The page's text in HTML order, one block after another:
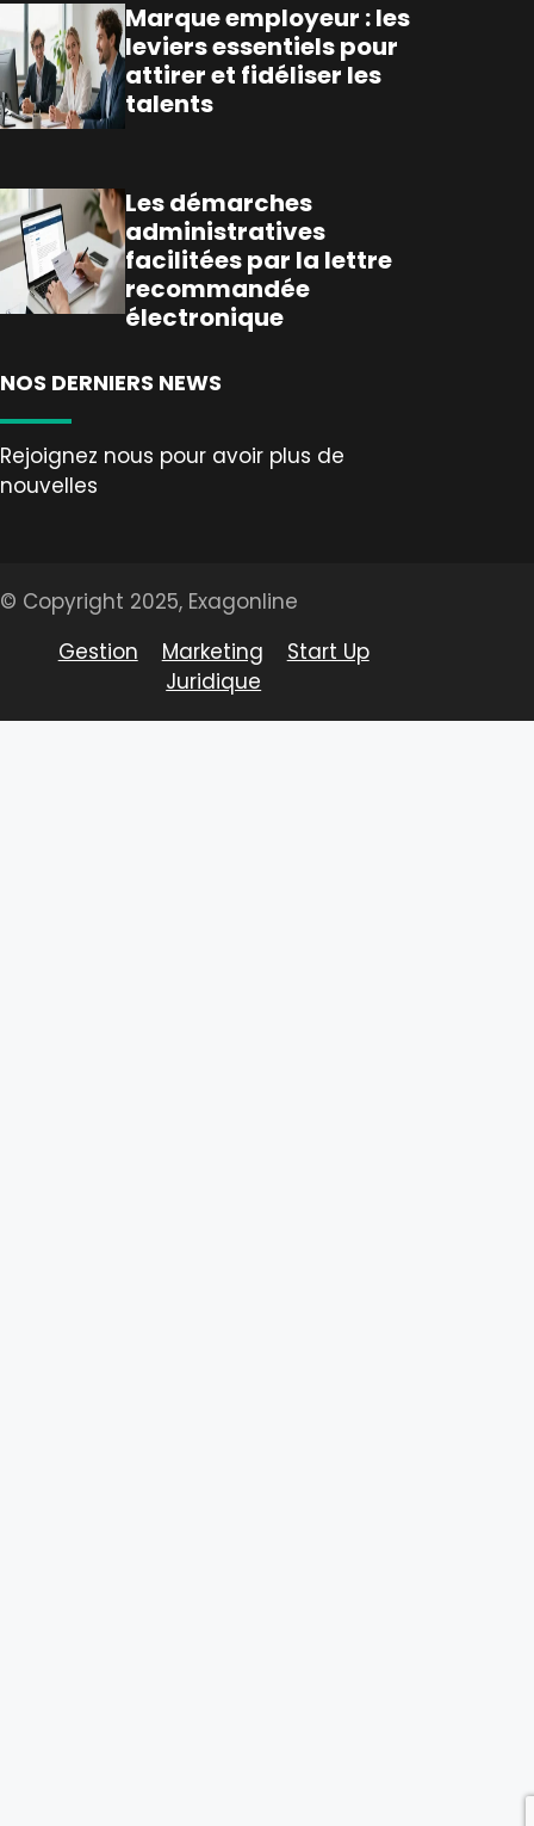
Marque employeur : les
leviers essentiels pour
attirer et fidéliser les
talents
Les démarches
administratives
facilitées par la lettre
recommandée
électronique
NOS DERNIERS NEWS
Rejoignez nous pour avoir plus de
nouvelles
© Copyright 2025, Exagonline
Gestion
Marketing
Start Up
Juridique